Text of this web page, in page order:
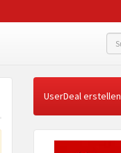
UserDeal erstellen